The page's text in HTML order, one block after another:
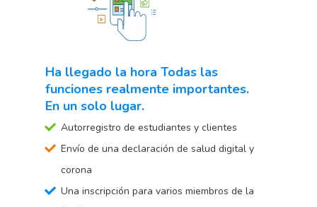
Ha llegado la hora Todas las
funciones realmente importantes.
En un solo lugar.
Autorregistro de estudiantes y clientes
Envío de una declaración de salud digital y
corona
Una inscripción para varios miembros de la